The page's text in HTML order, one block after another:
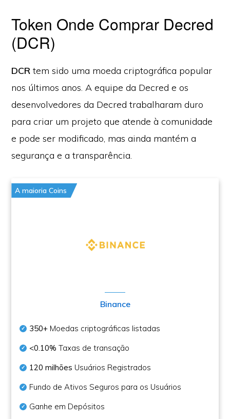
Token Onde Comprar Decred
(DCR)
DCRtem sido uma moeda criptográfica popular
nos últimos anos. A equipe da Decred e os
desenvolvedores da Decred trabalharam duro
para criar um projeto que atende à comunidade
e pode ser modificado, mas ainda mantém a
segurança e a transparência.
A maioria Coins
Binance
350+ Moedas criptográficas listadas
<0.10% Taxas de transação
120 milhões Usuários Registrados
Fundo de Ativos Seguros para os Usuários
Ganhe em Depósitos